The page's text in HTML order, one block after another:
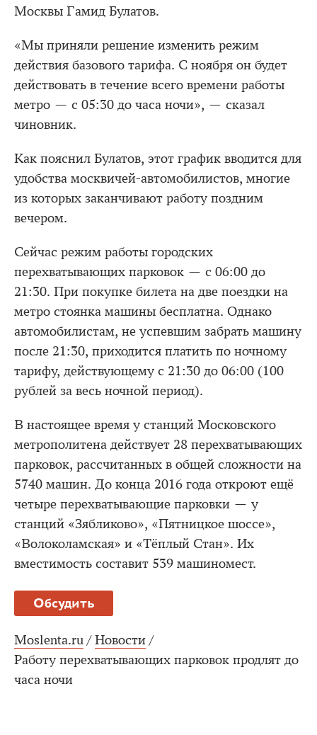
Москвы Гамид Булатов.
«Мы приняли решение изменить режим
действия базового тарифа. С ноября он будет
действовать в течение всего времени работы
метро — с 05:30 до часа ночи», — сказал
чиновник.
Как пояснил Булатов, этот график вводится для
удобства москвичей-автомобилистов, многие
из которых заканчивают работу поздним
вечером.
Сейчас режим работы городских
перехватывающих парковок — с 06:00 до
21:30. При покупке билета на две поездки на
метро стоянка машины бесплатна. Однако
автомобилистам, не успевшим забрать машину
после 21:30, приходится платить по ночному
тарифу, действующему с 21:30 до 06:00 (100
рублей за весь ночной период).
В настоящее время у станций Московского
метрополитена действует 28 перехватывающих
парковок, рассчитанных в общей сложности на
5740 машин. До конца 2016 года откроют ещё
четыре перехватывающие парковки — у
станций «Зябликово», «Пятницкое шоссе»,
«Волоколамская» и «Тёплый Стан». Их
вместимость составит 539 машиномест.
Обсудить
Moslenta.ru / Новости /
Работу перехватывающих парковок продлят до
часа ночи